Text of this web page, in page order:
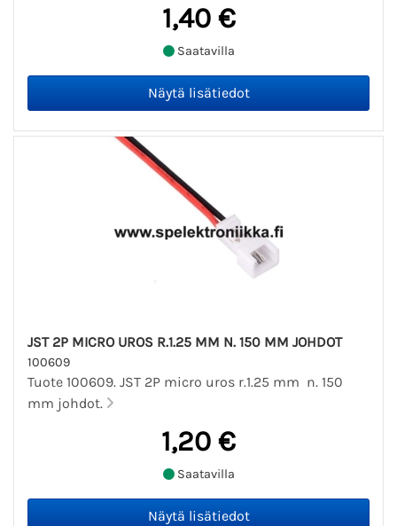
1,40 €
Saatavilla
JST 2P MICRO UROS R.1.25 MM N. 150 MM JOHDOT
100609
Tuote 100609. JST 2P micro uros r.1.25 mm n. 150
mm johdot.
1,20 €
Saatavilla